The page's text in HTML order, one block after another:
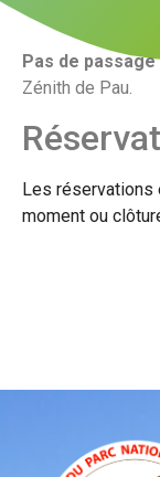
Pas de passage
Zénith de Pau.
Les
moment ou